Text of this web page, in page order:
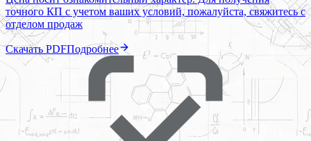
точного КП с учетом ваших условий, пожалуйста, свяжитесь с
отделом продаж
Скачать PDFПодробнее